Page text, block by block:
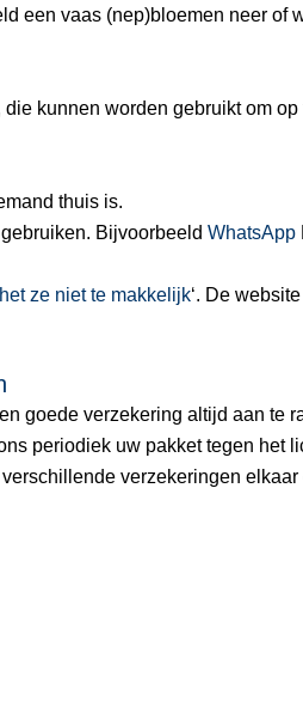
een vaas (nep)bloemen neer of
kunnen worden gebruikt om
thuis is.
Bijvoorbeeld WhatsApp
ze niet te makkelijk‘. De
goede verzekering altijd aan te
periodiek uw pakket tegen het
verzekeringen